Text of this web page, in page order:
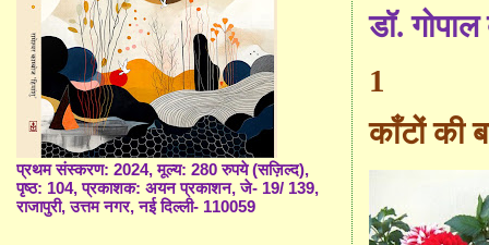
डॉ. गोपाल
1
काँटों की
प्रथम संस्करण: 2024, मूल्य: 280 रुपये (सज़िल्द),
पृष्ठ: 104, प्रकाशक: अयन प्रकाशन, जे- 19/ 139,
राजापुरी, उत्तम नगर, नई दिल्ली- 110059